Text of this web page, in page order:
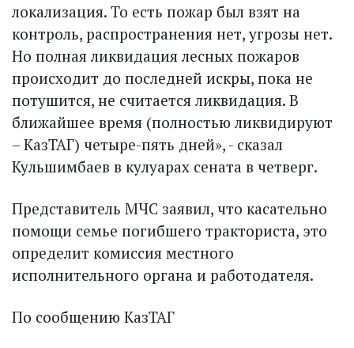
локализация. То есть пожар был взят на
контроль, распространения нет, угрозы нет.
Но полная ликвидация лесных пожаров
происходит до последней искры, пока не
потушится, не считается ликвидация. В
ближайшее время (полностью ликвидируют
– КазТАГ) четыре-пять дней», - сказал
Кульшимбаев в кулуарах сената в четверг.
Представитель МЧС заявил, что касательно
помощи семье погибшего тракториста, это
определит комиссия местного
исполнительного органа и работодателя.
По сообщению КазТАГ